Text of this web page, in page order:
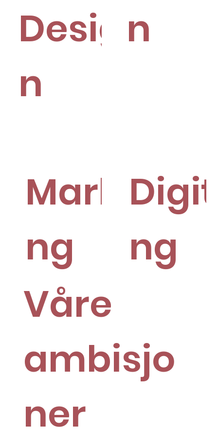
Våre
ambisjo
ner
Desig
n
n
ng
ng